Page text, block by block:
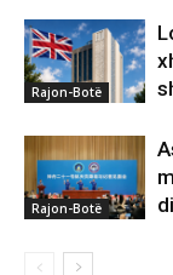
Rajon-Botë
Rajon-Botë